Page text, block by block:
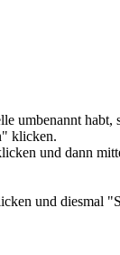
habt,
klicken.
und dann
und